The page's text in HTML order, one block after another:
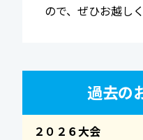
ので、ぜひお越し
過去の
２０２６大会